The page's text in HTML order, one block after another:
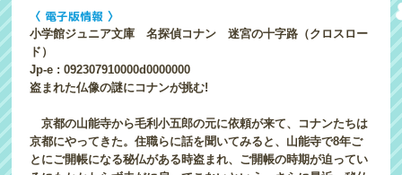
〈 電子版情報 〉
小学館ジュニア文庫 名探偵コナン 迷宮の十字路（クロスロー
ド）
Jp-e : 092307910000d0000000
盗まれた仏像の謎にコナンが挑む!
京都の山能寺から毛利小五郎の元に依頼が来て、コナンたちは
京都にやってきた。住職らに話を聞いてみると、山能寺で8年ご
とにご開帳になる秘仏がある時盗まれ、ご開帳の時期が迫ってい